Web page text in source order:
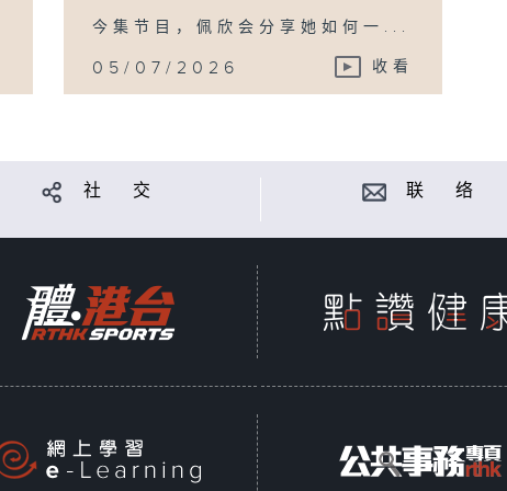
今集节目，佩欣会分享她如何一...
05/07/2026 收看
社 交 联 络